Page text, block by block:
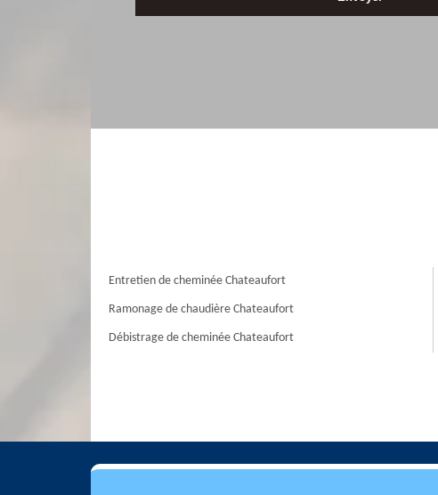
Entretien de cheminée Chateaufort
Ramonage de chaudière Chateaufort
Débistrage de cheminée Chateaufort